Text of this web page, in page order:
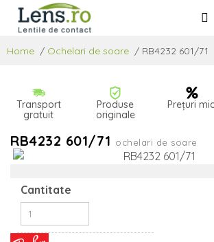
Home / Ochelari de soare / RB4232 601/71
Transport
gratuit
Produse
originale
Prețuri
RB4232 601/71 ochelari de soare
Cantitate